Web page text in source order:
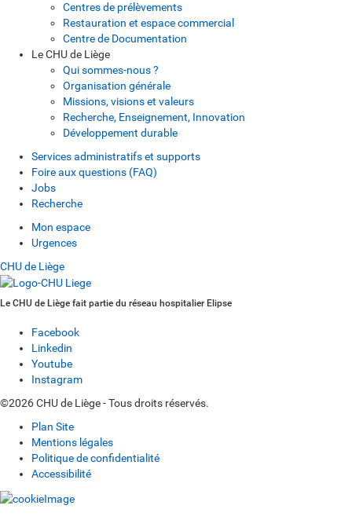
Centres de prélèvements
Restauration et espace commercial
Centre de Documentation
Le CHU de Liège
Qui sommes-nous ?
Organisation générale
Missions, visions et valeurs
Recherche, Enseignement, Innovation
Développement durable
Services administratifs et supports
Foire aux questions (FAQ)
Jobs
Recherche
Mon espace
Urgences
CHU de Liège
Le CHU de Liège fait partie du réseau hospitalier Elipse
Facebook
Linkedin
Youtube
Instagram
©2026 CHU de Liège - Tous droits réservés.
Plan Site
Mentions légales
Politique de confidentialité
Accessibilité